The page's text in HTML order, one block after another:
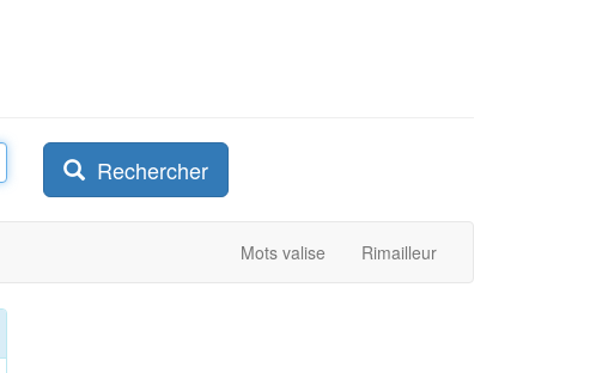
Rechercher
Mots valise Rimailleur